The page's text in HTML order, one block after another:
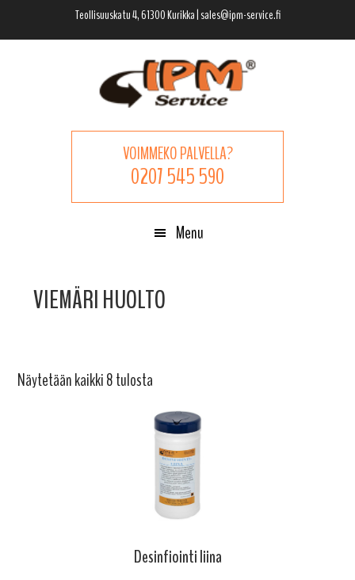
pääsisältöön
ensisijaiseen
alatunnisteeseen
Teollisuuskatu 4, 61300 Kurikka | sales@ipm-service.fi
VOIMMEKO PALVELLA?
0207 545 590
Menu
VIEMÄRI HUOLTO
Näytetään kaikki 8 tulosta
Desinfiointi liina